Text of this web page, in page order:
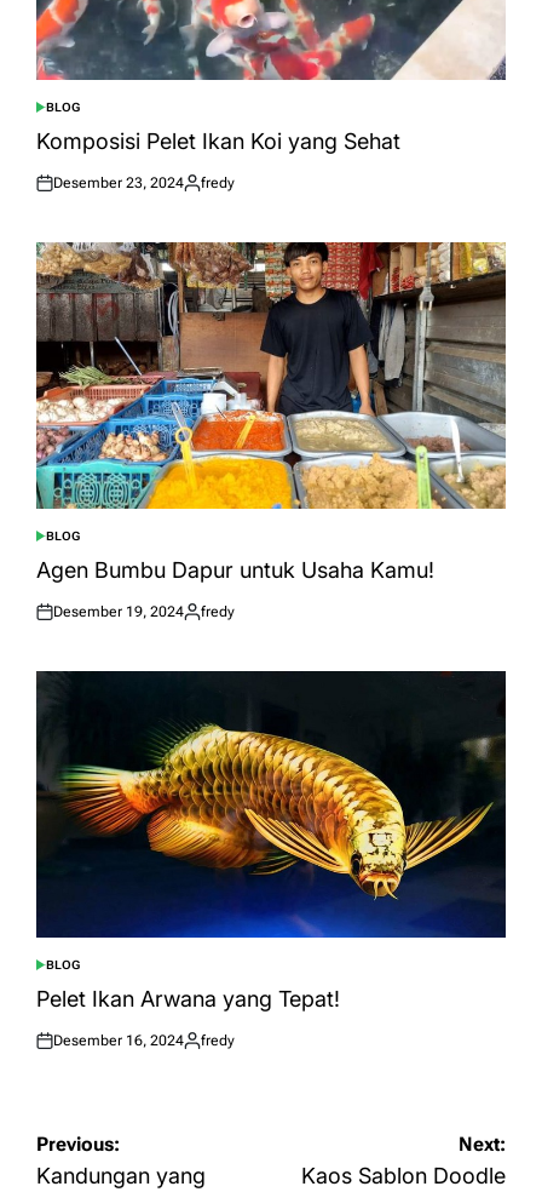
POSTED
IN
BLOG
Komposisi Pelet Ikan Koi yang Sehat
Posted
Desember 23, 2024
Posted
fredy
POSTED
IN
BLOG
Agen Bumbu Dapur untuk Usaha Kamu!
Posted
Desember 19, 2024
Posted
fredy
POSTED
IN
BLOG
Pelet Ikan Arwana yang Tepat!
Posted
Desember 16, 2024
Posted
fredy
Navigasi
pos
Previous:
Kandungan yang
Next:
Kaos Sablon Doodle